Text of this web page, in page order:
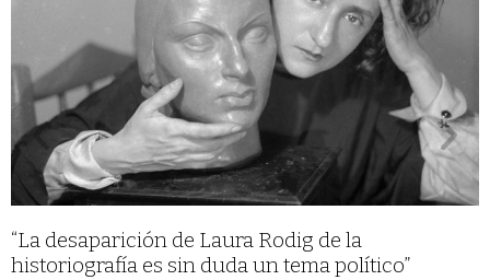
“La desaparición de Laura Rodig de la
historiografía es sin duda un tema político”